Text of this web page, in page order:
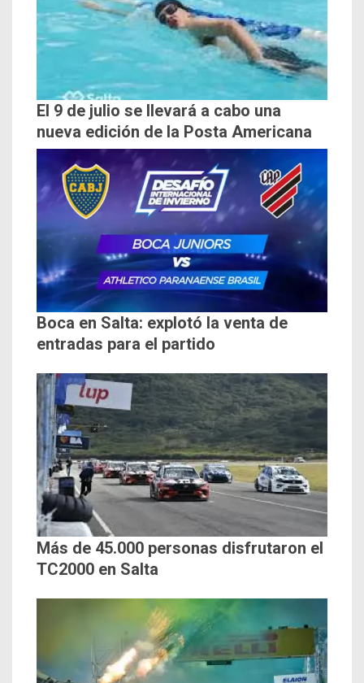
El 9 de julio se llevará a cabo una
nueva edición de la Posta Americana
Boca en Salta: explotó la venta de
entradas para el partido
Más de 45.000 personas disfrutaron el
TC2000 en Salta